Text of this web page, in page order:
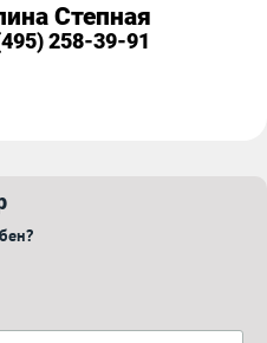
Степная
258-39-91